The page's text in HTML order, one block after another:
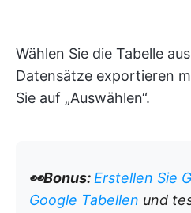
Wählen Sie die Tabelle
Datensätze exportieren
Sie auf „Auswählen“.
👀Bonus: Erstellen Sie
Google Tabellen und